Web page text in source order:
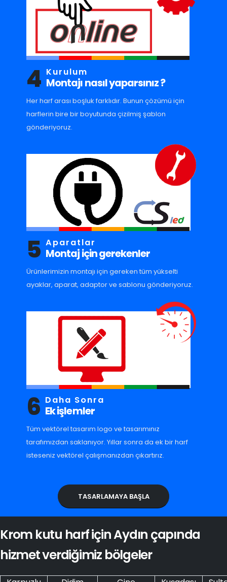
4 Kurulum
Montajı nasıl yaparsınız ?
Her harf arası boşluk farklıdır. Bunun çözümü için
harflerin bire bir boyutunda çizilmiş şablon
gönderiyoruz.
5 Aparatlar
Montaj için gerekenler
Ürünlerimizin montajı için gereken tüm yükselti
ayaklar, aparat, adaptor ve sablonu gönderiyoruz.
6 Daha Sonra
Ek işlemler
Tüm vektörel tasarım logo ve tasarımınız
tarafımızdan saklanıyor. Yıllar sonra da ek bir harf
isteseniz vektörel çalışmanızdan çıkartırız.
TASARLAMAYA BAŞLA
Krom kutu harf için Aydın çapında
hizmet verdiğimiz bölgeler